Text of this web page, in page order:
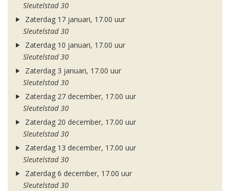
Sleutelstad 30
Zaterdag 17 januari, 17.00 uur
Sleutelstad 30
Zaterdag 10 januari, 17.00 uur
Sleutelstad 30
Zaterdag 3 januari, 17.00 uur
Sleutelstad 30
Zaterdag 27 december, 17.00 uur
Sleutelstad 30
Zaterdag 20 december, 17.00 uur
Sleutelstad 30
Zaterdag 13 december, 17.00 uur
Sleutelstad 30
Zaterdag 6 december, 17.00 uur
Sleutelstad 30